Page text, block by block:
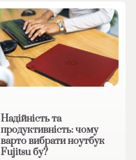
Надійність та
продуктивність: чому
варто вибрати ноутбук
Fujitsu бу?